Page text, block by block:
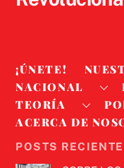
¡ÚNETE!
NACIONAL
TEORÍA
ACERCA DE
POSTS